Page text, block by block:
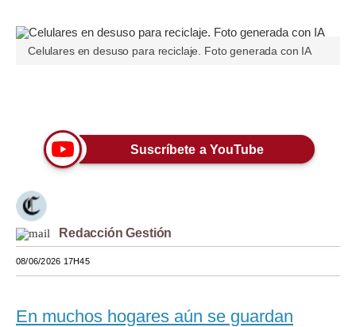
Editorial
Tendencias
Lujo
Viajes
Moda
Estilos
EEUU
Celulares en desuso para reciclaje. Foto generada con IA
Suscríbete a YouTube
Redacción Gestión
08/06/2026 17H45
En muchos hogares aún se guardan